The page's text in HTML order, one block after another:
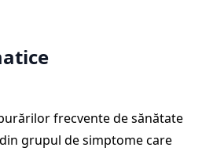
frecvente de sănătate
grupul de simptome care